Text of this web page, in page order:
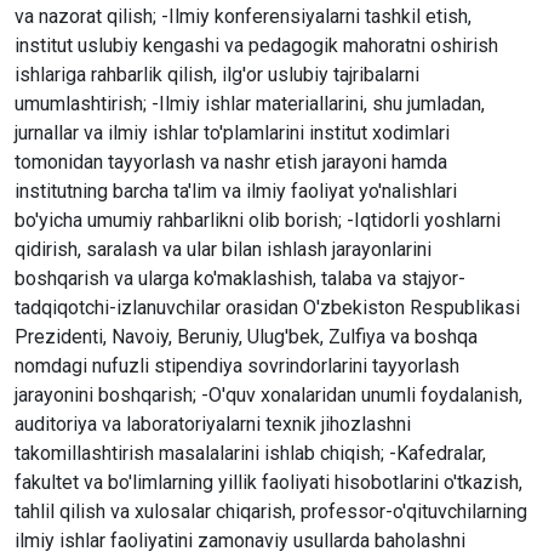
va nazorat qilish; -Ilmiy konferensiyalarni tashkil etish,
institut uslubiy kengashi va pedagogik mahoratni oshirish
ishlariga rahbarlik qilish, ilg'or uslubiy tajribalarni
umumlashtirish; -Ilmiy ishlar materiallarini, shu jumladan,
jurnallar va ilmiy ishlar to'plamlarini institut xodimlari
tomonidan tayyorlash va nashr etish jarayoni hamda
institutning barcha ta'lim va ilmiy faoliyat yo'nalishlari
bo'yicha umumiy rahbarlikni olib borish; -Iqtidorli yoshlarni
qidirish, saralash va ular bilan ishlash jarayonlarini
boshqarish va ularga ko'maklashish, talaba va stajyor-
tadqiqotchi-izlanuvchilar orasidan O'zbekiston Respublikasi
Prezidenti, Navoiy, Beruniy, Ulug'bek, Zulfiya va boshqa
nomdagi nufuzli stipendiya sovrindorlarini tayyorlash
jarayonini boshqarish; -O'quv xonalaridan unumli foydalanish,
auditoriya va laboratoriyalarni texnik jihozlashni
takomillashtirish masalalarini ishlab chiqish; -Kafedralar,
fakultet va bo'limlarning yillik faoliyati hisobotlarini o'tkazish,
tahlil qilish va xulosalar chiqarish, professor-o'qituvchilarning
ilmiy ishlar faoliyatini zamonaviy usullarda baholashni